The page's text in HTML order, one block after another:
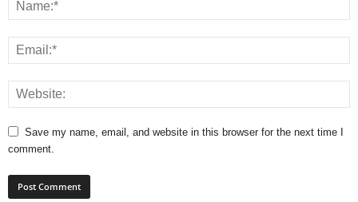
Save my name, email, and website in this browser for the next time I
comment.